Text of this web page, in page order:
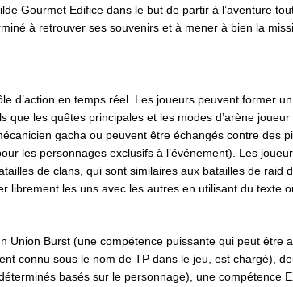
Gourmet Edifice dans le but de partir à l’aventure
à retrouver ses souvenirs et à mener à bien la
d’action en temps réel. Les joueurs peuvent former
que les quêtes principales et les modes d’arène
gacha ou peuvent être échangés contre des
les personnages exclusifs à l’événement). Les
de clans, qui sont similaires aux batailles de raid
librement les uns avec les autres en utilisant du texte
Union Burst (une compétence puissante qui peut être
connu sous le nom de TP dans le jeu, est chargé),
basés sur le personnage), une compétence